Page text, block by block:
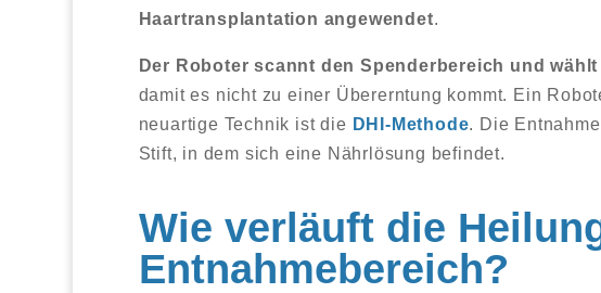
Haartransplantation angewendet.
Der Roboter scannt den Spenderbereich und
damit es nicht zu einer Übererntung kommt. Ein
neuartige Technik ist die DHI-Methode. Die
Stift, in dem sich eine Nährlösung befindet.
Wie verläuft die
Entnahmebereich?